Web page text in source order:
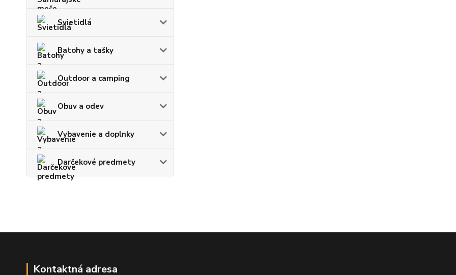
Svietidlá
Batohy a tašky
Outdoor a camping
Obuv a odev
Vybavenie a doplnky
Darčekové predmety
Kontaktná adresa